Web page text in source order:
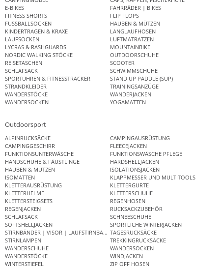
E-BIKES
FAHRRÄDER | BIKES
FITNESS SHORTS
FLIP FLOPS
FUSSBALLSOCKEN
HAUBEN & MÜTZEN
KINDERTRAGEN & KRAXE
LANGLAUFHOSEN
LAUFSOCKEN
LUFTMATRATZEN
LYCRAS & RASHGUARDS
MOUNTAINBIKE
NORDIC WALKING STÖCKE
OUTDOORSCHUHE
REISETASCHEN
SCOOTER
SCHLAFSACK
SCHWIMMSCHUHE
SPORTUHREN & FITNESSTRACKER
STAND UP PADDLE (SUP)
STRANDKLEIDER
TRAININGSANZÜGE
WANDERSTÖCKE
WANDERJACKEN
WANDERSOCKEN
YOGAMATTEN
Outdoorsport
ALPINRUCKSÄCKE
CAMPINGAUSRÜSTUNG
CAMPINGGESCHIRR
FLEECEJACKEN
FUNKTIONSUNTERWÄSCHE
FUNKTIONSWÄSCHE PFLEGE
HANDSCHUHE & FÄUSTLINGE
HARDSHELLJACKEN
HAUBEN & MÜTZEN
ISOLATIONSJACKEN
ISOMATTEN
KLAPPMESSER UND MULTITOOLS
KLETTERAUSRÜSTUNG
KLETTERGURTE
KLETTERHELME
KLETTERSCHUHE
KLETTERSTEIGSETS
REGENHOSEN
REGENJACKEN
RUCKSACKZUBEHÖR
SCHLAFSACK
SCHNEESCHUHE
SOFTSHELLJACKEN
SPORTLICHE WINTERJACKEN
STIRNBÄNDER | VISOR | LAUFSTIRNBANDTAGESRUCKSÄCKE
STIRNLAMPEN
TREKKINGRUCKSÄCKE
WANDERSCHUHE
WANDERSOCKEN
WANDERSTÖCKE
WINDJACKEN
WINTERSTIEFEL
ZIP OFF HOSEN